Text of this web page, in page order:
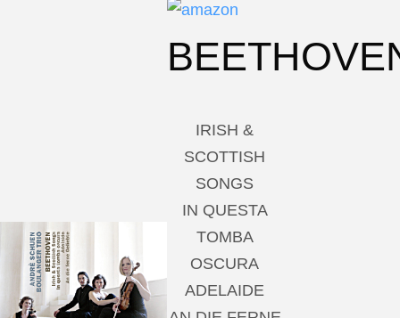
IRISH &
SCOTTISH
SONGS
IN QUESTA
TOMBA
OSCURA
ADELAIDE